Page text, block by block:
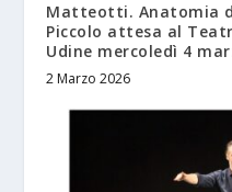
Matteotti. Anatomia
Piccolo attesa al
Udine mercoledì 4
2 Marzo 2026